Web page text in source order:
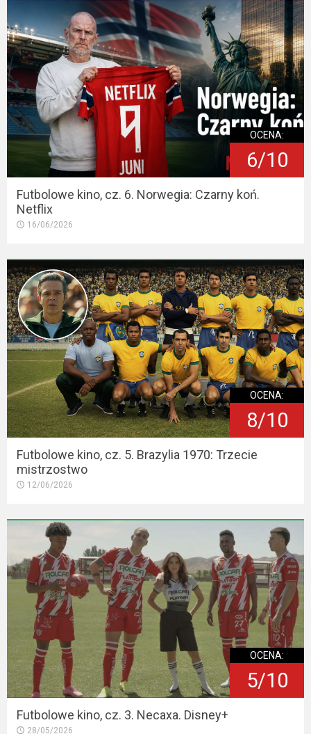
OCENA:
6/10
Futbolowe kino, cz. 6. Norwegia: Czarny koń.
Netflix
16/06/2026
OCENA:
8/10
Futbolowe kino, cz. 5. Brazylia 1970: Trzecie
mistrzostwo
12/06/2026
OCENA:
5/10
Futbolowe kino, cz. 3. Necaxa. Disney+
28/05/2026